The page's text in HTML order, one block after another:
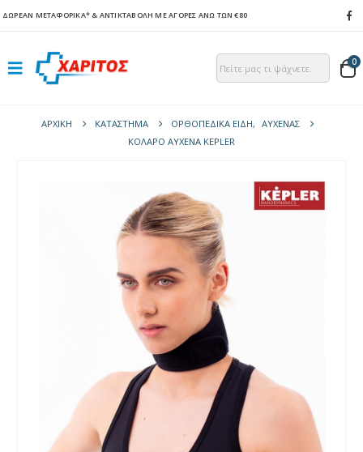
ΔΩΡΕΑΝ ΜΕΤΑΦΟΡΙΚΑ* & ΑΝΤΙΚΤΑΒΟΛΗ ΜΕ ΑΓΟΡΕΣ ΑΝΩ ΤΩΝ €80
0
ΑΡΧΙΚΉ ΚΑΤΆΣΤΗΜΑ ΟΡΘΟΠΕΔΙΚΑ ΕΙΔΗ, ΑΥΧΈΝΑΣ
ΚΟΛΆΡΟ ΑΥΧΈΝΑ KEPLER